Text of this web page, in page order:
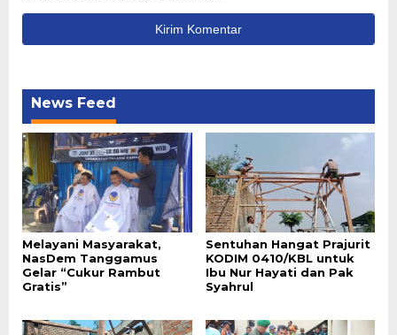
News Feed
Melayani Masyarakat,
NasDem Tanggamus
Gelar “Cukur Rambut
Gratis”
Sentuhan Hangat Prajurit
KODIM 0410/KBL untuk
Ibu Nur Hayati dan Pak
Syahrul